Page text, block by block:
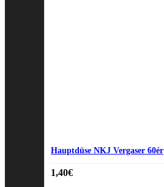
Hauptdüse NKJ Vergaser 60ér
1,40€